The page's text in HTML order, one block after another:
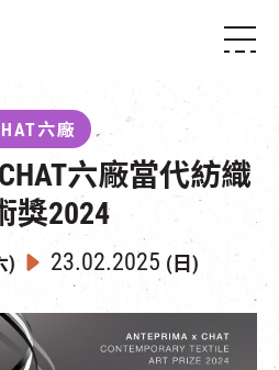
六廠
六廠當代紡織
獎2024
) 23.02.2025 (日)